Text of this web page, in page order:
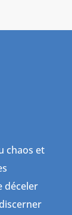
chaos et
déceler